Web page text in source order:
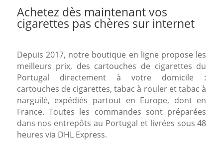
Achetez dès maintenant vos
cigarettes pas chères sur internet
Depuis 2017, notre boutique en ligne propose les
meilleurs prix, des cartouches de cigarettes du
Portugal directement à votre domicile :
cartouches de cigarettes, tabac à rouler et tabac à
narguilé, expédiés partout en Europe, dont en
France. Toutes les commandes sont préparées
dans nos entrepôts au Portugal et livrées sous 48
heures via DHL Express.